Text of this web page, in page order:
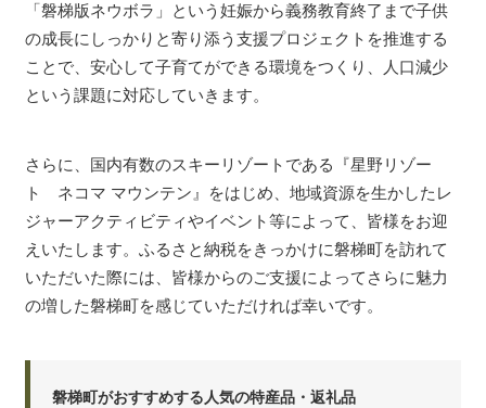
「磐梯版ネウボラ」という妊娠から義務教育終了まで子供
の成長にしっかりと寄り添う支援プロジェクトを推進する
ことで、安心して子育てができる環境をつくり、人口減少
という課題に対応していきます。
さらに、国内有数のスキーリゾートである『星野リゾー
ト ネコマ マウンテン』をはじめ、地域資源を生かしたレ
ジャーアクティビティやイベント等によって、皆様をお迎
えいたします。ふるさと納税をきっかけに磐梯町を訪れて
いただいた際には、皆様からのご支援によってさらに魅力
の増した磐梯町を感じていただければ幸いです。
磐梯町がおすすめする人気の特産品・返礼品